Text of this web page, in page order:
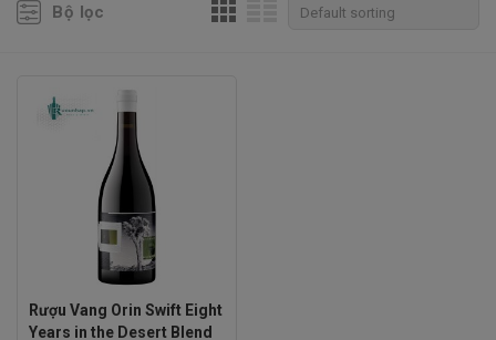
Bộ lọc
Rượu Vang Orin Swift Eight
Years in the Desert Blend